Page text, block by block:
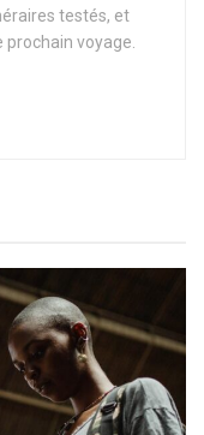
testés, et
voyage.